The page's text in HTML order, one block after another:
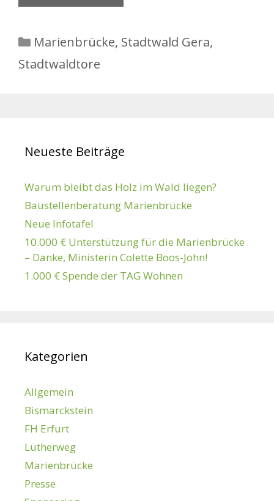
Kategorien
Marienbrücke, Stadtwald Gera,
Stadtwaldtore
Neueste Beiträge
Warum bleibt das Holz im Wald liegen?
Baustellenberatung Marienbrücke
Neue Infotafel
10.000 € Unterstützung für die Marienbrücke
– Danke, Ministerin Colette Boos-John!
1.000 € Spende der TAG Wohnen
Kategorien
Allgemein
Bismarckstein
FH Erfurt
Lutherweg
Marienbrücke
Presse